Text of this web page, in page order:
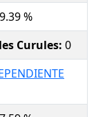
9.39 %
Curules: 0